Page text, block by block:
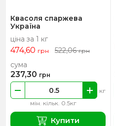
Квасоля спаржева
Україна
ціна за 1 кг
474,60 грн 522,06грн
мін. кільк. 0.5кг
кг
сума
237,30 грн
Купити